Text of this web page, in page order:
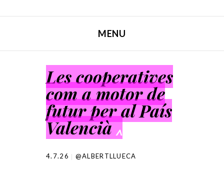
MENU
Les cooperatives
com a motor de
futur per al País
Valencià ^
4.7.26 @ALBERTLLUECA